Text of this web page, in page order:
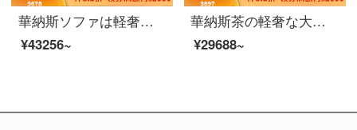
華納斯ソファは軽奢な布芸ソファーのリビングルームは無料で科学技術布の角を洗います。北欧現代の簡約ネットの紅項ins風の貴妃の位【米白色】左手すりの二人位+右貴妃
¥43256~
華納斯茶の軽奢な大理石のお茶の長方形のガラスのお茶のいくつかの高級な家庭用の小さな部屋型の客間のお茶のいくつかの大きさは低いお茶のいくつか（雪花の白い大理石）+大きいお茶の何（労倫の黒金の大理石）のお茶の組み合わせを組み合わせます
¥29688~